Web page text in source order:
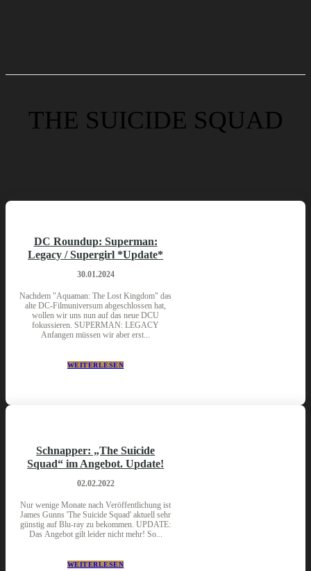
THE SUICIDE SQUAD
DC Roundup: Superman:
Legacy / Supergirl *Update*
30.01.2024
Nachdem "Aquaman: The Lost Kingdom" das
alte DC-Filmuniversum abgeschlossen hat,
wollen wir uns nun auf das neue DCU
fokussieren. SUPERMAN: LEGACY
Anfangen müssen wir aber erst...
WEITERLESEN
Schnapper: „The Suicide
Squad“ im Angebot. Update!
02.02.2022
Nur wenige Monate nach Veröffentlichung ist
James Gunns 'The Suicide Squad' aktuell sehr
günstig auf Blu-ray zu bekommen. UPDATE:
Das Angebot gilt leider nicht mehr! So...
WEITERLESEN